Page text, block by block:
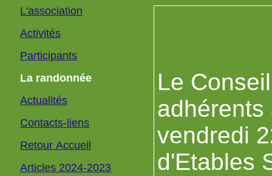
L'association
Activités
Participants
La randonnée
Actualités
Contacts-liens
Retour Accueil
Articles 2024-2023
Le
adhérents
vendredi
d'Etables